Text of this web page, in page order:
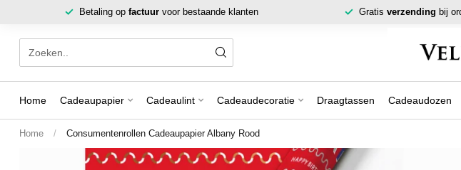
Betaling op factuurvoor bestaande klanten Gratis verzending bij
Home Cadeaupapier Cadeaulint Cadeaudecoratie Draagtassen Cadeaudozen
Home / Consumentenrollen Cadeaupapier Albany Rood